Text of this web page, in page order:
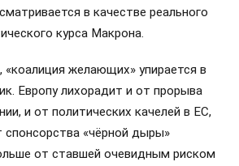
в качестве реального
курса Макрона.
«коалиция желающих» упирается в
Европу лихорадит и от прорыва
и от политических качелей в ЕС,
спонсорства «чёрной дыры»
от ставшей очевидным риском